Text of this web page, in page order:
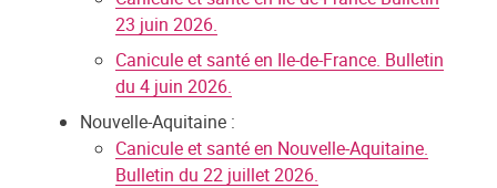
23 juin 2026.
Canicule et santé en Ile-de-France. Bulletin
du 4 juin 2026.
Nouvelle-Aquitaine :
Canicule et santé en Nouvelle-Aquitaine.
Bulletin du 22 juillet 2026.